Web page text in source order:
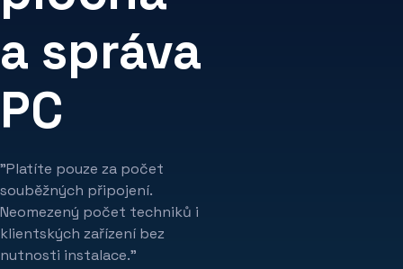
a správa
PC
"Platíte pouze za počet
souběžných připojení.
Neomezený počet techniků i
klientských zařízení bez
nutnosti instalace."